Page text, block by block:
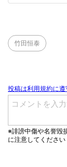
竹田恒泰